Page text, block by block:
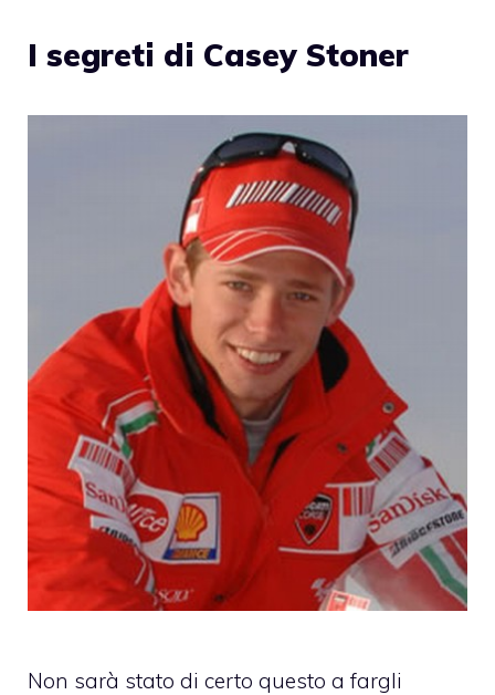
I segreti di Casey Stoner
Non sarà stato di certo questo a fargli